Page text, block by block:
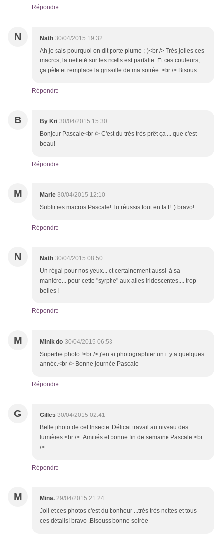
Répondre
N Nath 30/04/2015 19:32
Ah je sais pourquoi on dit porte plume ;-)<br /> Très jolies ces
macros, la netteté sur les nœils est parfaite. Et ces couleurs,
ça pète et remplace la grisaille de ma soirée. <br /> Bisous
Répondre
B By Kri 30/04/2015 15:30
Bonjour Pascale<br /> C'est du très très prêt ça ... que c'est
beau!!
Répondre
M Marie 30/04/2015 12:10
Sublimes macros Pascale! Tu réussis tout en fait! :) bravo!
Répondre
N Nath 30/04/2015 08:50
Un régal pour nos yeux... et certainement aussi, à sa
manière... pour cette "syrphe" aux ailes iridescentes.... trop
belles !
Répondre
M Minik do 30/04/2015 06:53
Superbe photo !<br /> j'en ai photographier un il y a quelques
année.<br /> Bonne journée Pascale
Répondre
G Gilles 30/04/2015 02:41
Belle photo de cet Insecte. Délicat travail au niveau des
lumières.<br /> Amitiés et bonne fin de semaine Pascale.<br
/>
Répondre
M Mina. 29/04/2015 21:24
Joli et ces photos c'est du bonheur ...très très nettes et tous
ces détails! bravo .Bisouss bonne soirée